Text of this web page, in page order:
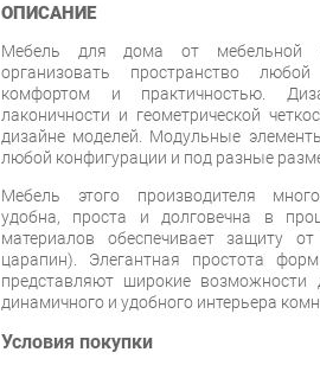
ОПИСАНИЕ
Мебель для дома от мебельной
организовать пространство
комфортом и практичностью.
лаконичности и геометрической
дизайне моделей. Модульные
любой конфигурации и под разные
Мебель этого производителя
удобна, проста и долговечна в
материалов обеспечивает защиту
царапин). Элегантная простота
представляют широкие возможности
динамичного и удобного интерьера
Условия покупки